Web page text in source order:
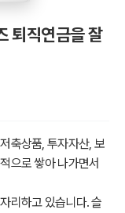
퇴직연금을 잘
축상품, 투자자산, 보
으로 쌓아 나가면서
리하고 있습니다. 슬